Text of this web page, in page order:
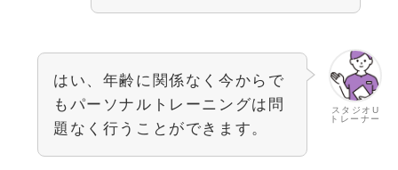
スタジオU
トレーナー
はい、年齢に関係なく今からで
もパーソナルトレーニングは問
題なく行うことができます。